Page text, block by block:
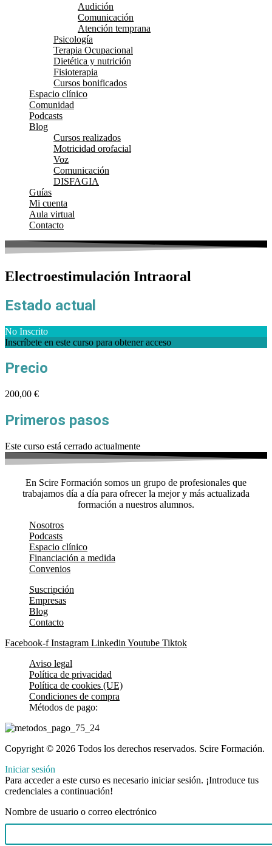
Audición
Comunicación
Atención temprana
Psicología
Terapia Ocupacional
Dietética y nutrición
Fisioterapia
Cursos bonificados
Espacio clínico
Comunidad
Podcasts
Blog
Cursos realizados
Motricidad orofacial
Voz
Comunicación
DISFAGIA
Guías
Mi cuenta
Aula virtual
Contacto
Electroestimulación Intraoral
Estado actual
No Inscrito
Inscríbete en este curso para obtener acceso
Precio
200,00 €
Primeros pasos
Este curso está cerrado actualmente
En Scire Formación somos un grupo de profesionales que
trabajamos día a día para ofrecer la mejor y más actualizada
formación a nuestros alumnos.
Nosotros
Podcasts
Espacio clínico
Financiación a medida
Convenios
Suscripción
Empresas
Blog
Contacto
Facebook-f Instagram Linkedin Youtube Tiktok
Aviso legal
Política de privacidad
Política de cookies (UE)
Condiciones de compra
Métodos de pago:
Copyright © 2026 Todos los derechos reservados. Scire Formación.
Iniciar sesión
Para acceder a este curso es necesario iniciar sesión. ¡Introduce tus
credenciales a continuación!
Nombre de usuario o correo electrónico